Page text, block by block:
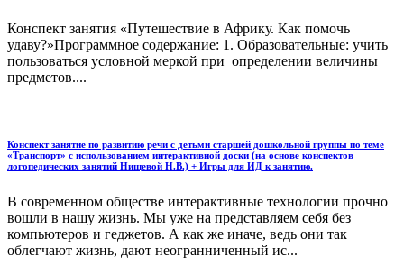
Конспект занятия «Путешествие в Африку. Как помочь
удаву?»Программное содержание: 1. Образовательные: учить
пользоваться условной меркой при определении величины
предметов....
Конспект занятие по развитию речи с детьми старшей дошкольной группы по теме
«Транспорт» с использованием интерактивной доски (на основе конспектов
логопедических занятий Нищевой Н.В.) + Игры для ИД к занятию.
В современном обществе интерактивные технологии прочно
вошли в нашу жизнь. Мы уже на представляем себя без
компьютеров и геджетов. А как же иначе, ведь они так
облегчают жизнь, дают неогранниченный ис...